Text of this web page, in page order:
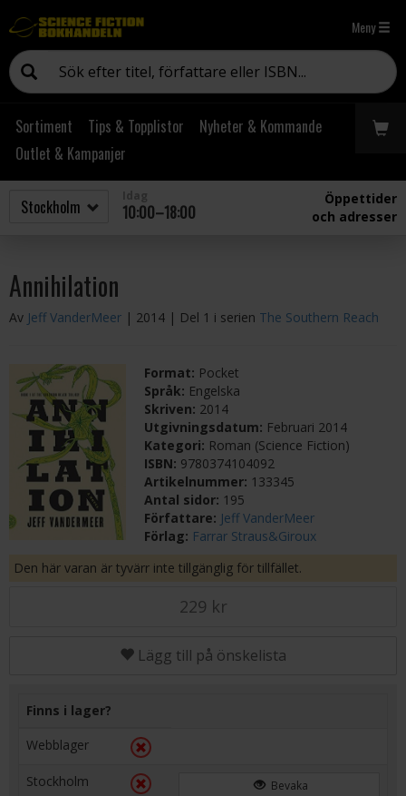
Meny
Sortiment Tips & Topplistor
Nyheter & Kommande
Outlet & Kampanjer
10:00–18:00
Öppettider
och adresser
Annihilation
Av Jeff VanderMeer | 2014 | Del 1 i serien The Southern Reach
Format: Pocket
Språk: Engelska
Skriven: 2014
Utgivningsdatum: Februari 2014
Kategori: Roman (Science Fiction)
ISBN: 9780374104092
Artikelnummer: 133345
Antal sidor: 195
Författare: Jeff VanderMeer
Förlag: Farrar Straus&Giroux
Den här varan är tyvärr inte tillgänglig för tillfället.
229 kr
Lägg till på önskelista
Finns i lager?
Webblager
Stockholm Bevaka